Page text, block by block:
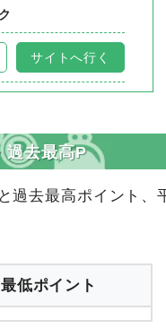
イト別比較
サイトへ行く
去最高P
過去最高ポイント、平